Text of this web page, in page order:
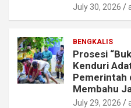
July 30, 2026
BENGKALIS
Prosesi
Kenduri
Pemerintah
Membahu
July 29, 2026